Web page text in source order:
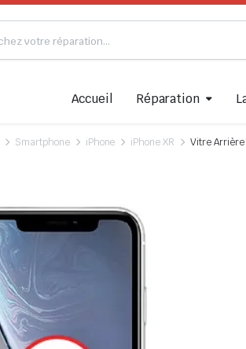
Accueil Réparation
Smartphone iPhone iPhone XR Vitre Arrière